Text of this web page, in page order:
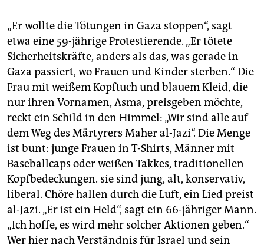
„Er wollte die Tötungen in Gaza stoppen“, sagt
etwa eine 59-jährige Protestierende. „Er tötete
Sicherheitskräfte, anders als das, was gerade in
Gaza passiert, wo Frauen und Kinder sterben.“ Die
Frau mit weißem Kopftuch und blauem Kleid, die
nur ihren Vornamen, Asma, preisgeben möchte,
reckt ein Schild in den Himmel: „Wir sind alle auf
dem Weg des Märtyrers Maher al-Jazi“. Die Menge
ist bunt: junge Frauen in T-Shirts, Männer mit
Baseballcaps oder weißen Takkes, traditionellen
Kopfbedeckungen. sie sind jung, alt, konservativ,
liberal. Chöre hallen durch die Luft, ein Lied preist
al-Jazi. „Er ist ein Held“, sagt ein 66-jähriger Mann.
„Ich hoffe, es wird mehr solcher Aktionen geben.“
Wer hier nach Verständnis für Israel und sein